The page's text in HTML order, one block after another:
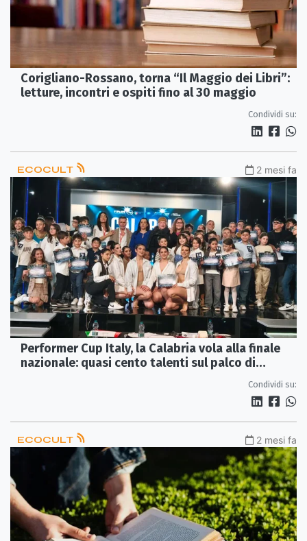
Corigliano-Rossano, torna “Il Maggio dei Libri”:
letture, incontri e ospiti fino al 30 maggio
Condividi su:
ECOCULT 2 mesi fa
Performer Cup Italy, la Calabria vola alla finale
nazionale: quasi cento talenti sul palco di
Condividi su:
ECOCULT 2 mesi fa